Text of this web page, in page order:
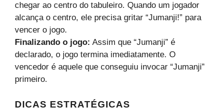
chegar ao centro do tabuleiro. Quando um jogador
alcança o centro, ele precisa gritar “Jumanji!” para
vencer o jogo.
Finalizando o jogo: Assim que “Jumanji” é
declarado, o jogo termina imediatamente. O
vencedor é aquele que conseguiu invocar “Jumanji”
primeiro.
DICAS ESTRATÉGICAS